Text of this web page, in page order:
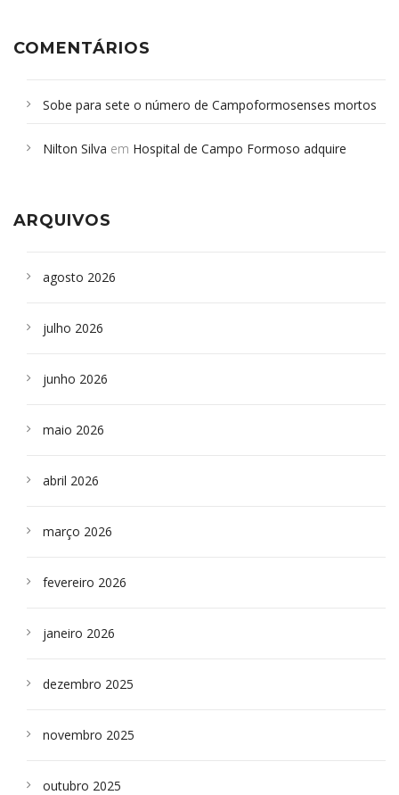
COMENTÁRIOS
Sobe para sete o número de Campoformosenses mortos
Campoformosenses que morreram em desabamentos são
Nilton Silva em Hospital de Campo Formoso adquire
ARQUIVOS
agosto 2026
julho 2026
junho 2026
maio 2026
abril 2026
março 2026
fevereiro 2026
janeiro 2026
dezembro 2025
novembro 2025
outubro 2025